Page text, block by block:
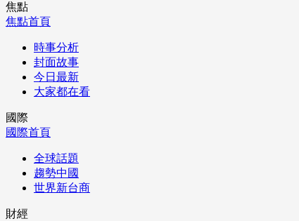
焦點
焦點首頁
時事分析
封面故事
今日最新
大家都在看
國際
國際首頁
全球話題
趨勢中國
世界新台商
財經